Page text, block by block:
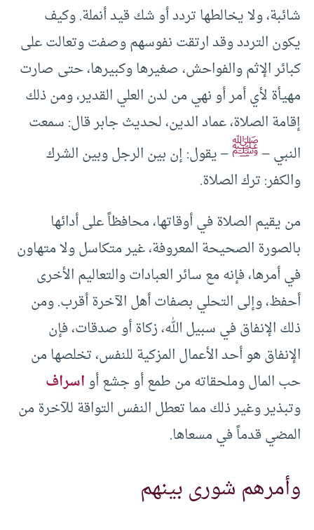
شائبة، ولا يخالطها تردد أو شك قيد أنملة. وكيف
يكون التردد وقد ارتقت نفوسهم وصفت وتعالت على
كبائر الإثم والفواحش، صغيرها وكبيرها، حتى صارت
مهيأة لأي أمر أو نهي من لدن العلي القدير، ومن ذلك
إقامة الصلاة، عماد الدين، لحديث جابر قال: سمعت
النبي –ﷺ– يقول: إن بين الرجل وبين الشرك
والكفر: ترك الصلاة.
من يقيم الصلاة في أوقاتها، محافظاً على أدائها
بالصورة الصحيحة المعروفة، غير متكاسل ولا متهاون
في أمرها، فإنه مع سائر العبادات والتعاليم الأخرى
أحفظ، وإلى التحلي بصفات أهل الآخرة أقرب. ومن
ذلك الإنفاق في سبيل الله، زكاة أو صدقات، فإن
الإنفاق هو أحد الأعمال المزكية للنفس، تخلصها من
حب المال وملحقاته من طمع أو جشع أواسراف
وتبذير وغير ذلك مما تعطل النفس التواقة للآخرة من
المضي قدماً في مسعاها.
وأمرهم شورى بينهم